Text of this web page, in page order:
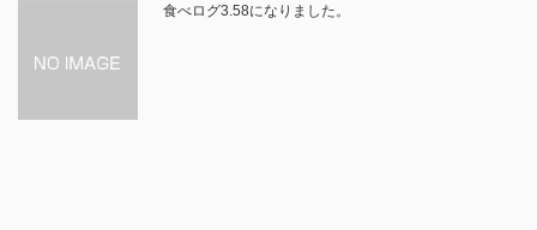
食べログ3.58になりました。